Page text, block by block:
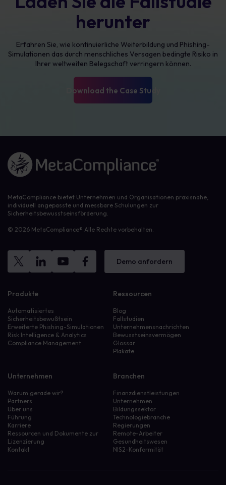
herunter
Erfahren Sie, wie kontinuierliche Weiterbildung und Phishing-
Simulationen das durch menschliches Versagen bedingte Risiko in
Ihrer weltweiten Belegschaft verringern können.
Herunterladen
Link zur Homepage
MetaCompliance bietet Unternehmen und Organisationen praxisnahe,
individuell angepasste und messbare Schulungen zur
Sicherheitsbewusstseinsförderung.
© 2026 MetaCompliance® Alle Rechte vorbehalten.
Demo anfordern
Produkte
Automatisiertes
Sicherheitsbewußtsein
Erweiterte Phishing-Simulationen
Risk Intelligence & Analytics
Compliance Management
Ressourcen
Blog
Fallstudien
Unternehmensnachrichten
Bewusstseinsvermögen
Glossar
Plakate
Unternehmen
Warum gerade wir?
Partners
Über uns
Führung
Karriere
Ressourcen und Dokumente zur
Lizenzierung
Kontakt
Branchen
Finanzdienstleistungen
Unternehmen
Bildungssektor
Technologiebranche
Regierungen
Remote-Arbeiter
Gesundheitswesen
NIS2-Konformität